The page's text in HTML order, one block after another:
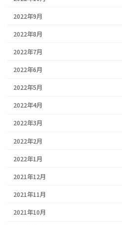
2022年9月
2022年8月
2022年7月
2022年6月
2022年5月
2022年4月
2022年3月
2022年2月
2022年1月
2021年12月
2021年11月
2021年10月